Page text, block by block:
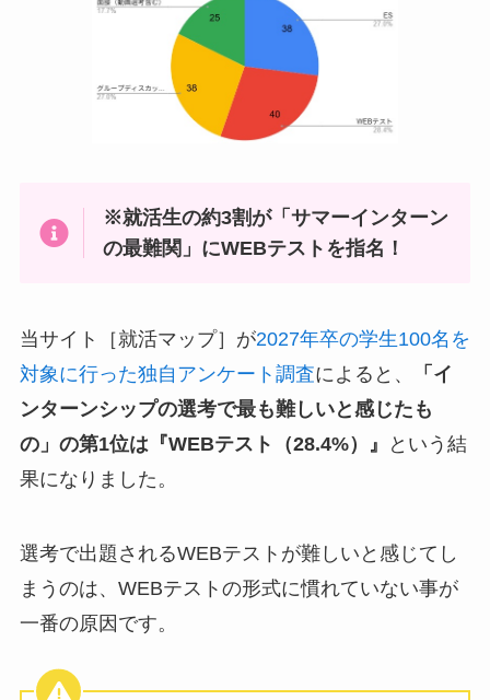
※就活生の約3割が「サマーインターン
の最難関」にWEBテストを指名！
当サイト［就活マップ］が2027年卒の学生100名を
対象に行った独自アンケート調査によると、
「イ
ンターンシップの選考で最も難しいと感じたも
の」の第1位は『WEBテスト（28.4%）』
という結
果になりました。
選考で出題されるWEBテストが難しいと感じてし
まうのは、WEBテストの形式に慣れていない事が
一番の原因です。